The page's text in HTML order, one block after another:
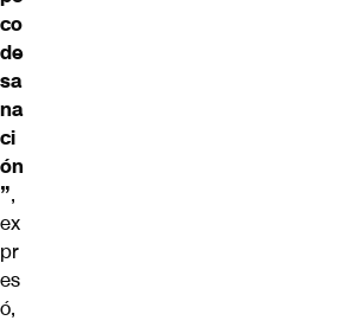
co
de
sa
na
ci
ón
”,
ex
pr
es
ó,